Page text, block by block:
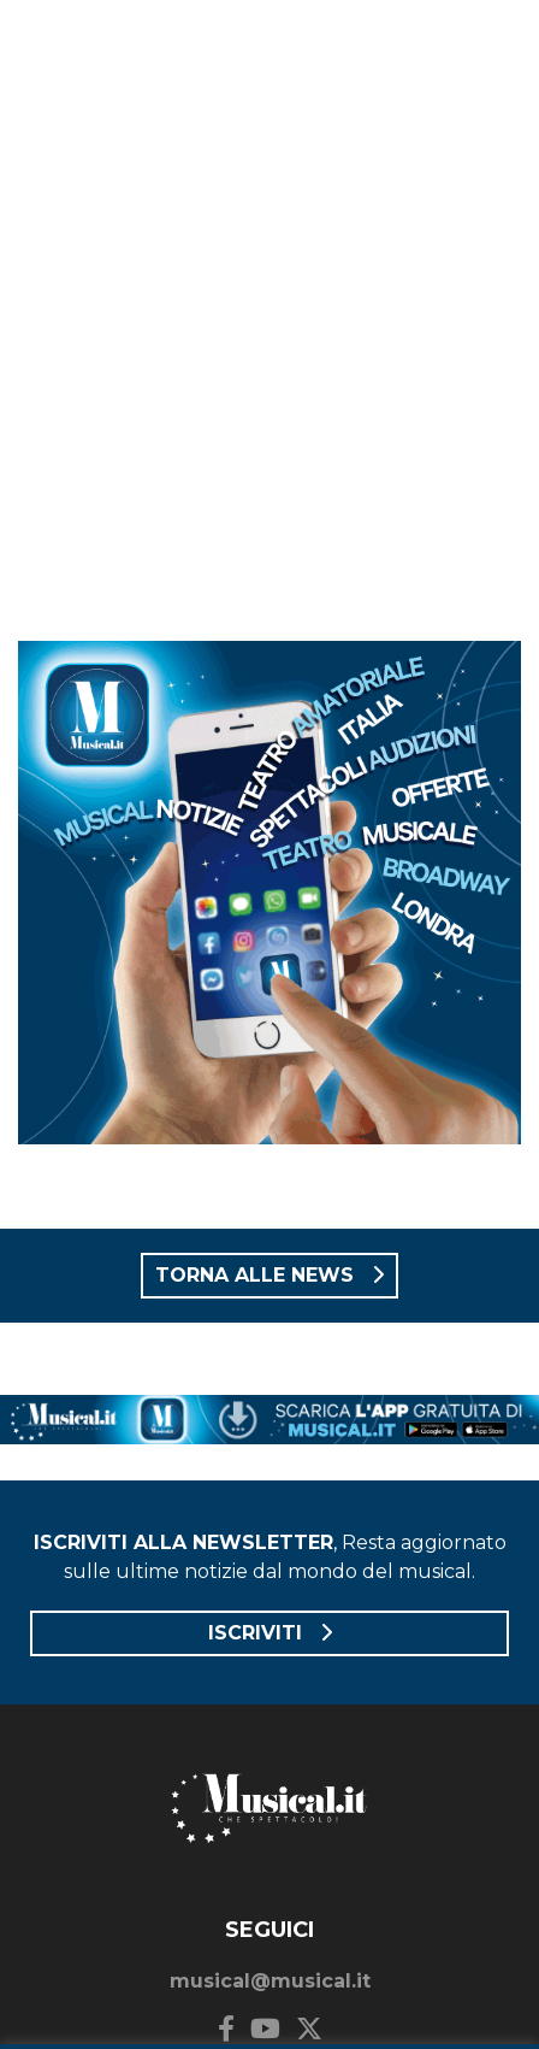
TORNA ALLE NEWS
ISCRIVITI ALLA NEWSLETTER, Resta aggiornato
sulle ultime notizie dal mondo del musical.
ISCRIVITI
SEGUICI
musical@musical.it